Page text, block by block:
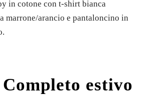
in cotone con t-shirt bianca
marrone/arancio e pantaloncino in
estivo